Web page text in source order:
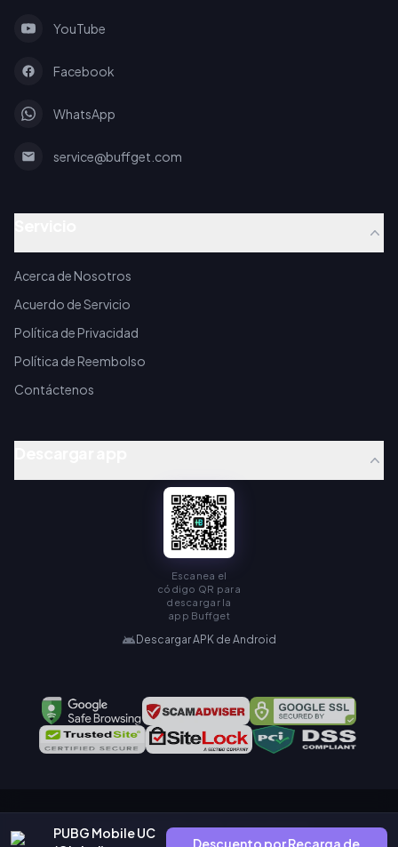
PUBG Mobile UC
Descuento por Recarga de
YouTube
Facebook
WhatsApp
service@buffget.com
Acerca de Nosotros
Acuerdo de Servicio
Política de Privacidad
Política de Reembolso
Contáctenos
Escanea el
código QR para
descargar la
app Buffget
Descargar APK de Android